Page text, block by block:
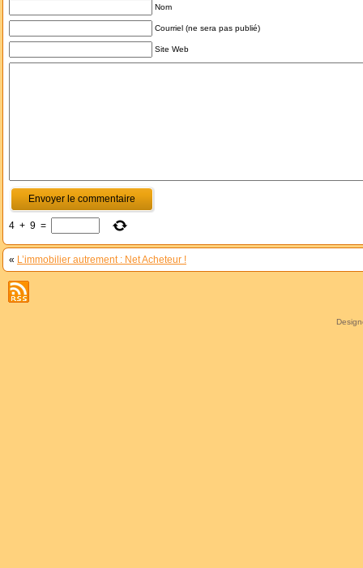
Nom
Courriel (ne sera pas publié)
Site Web
4 + 9 =
« L’immobilier autrement : Net Acheteur !